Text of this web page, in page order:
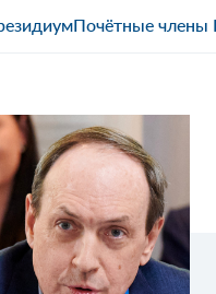
Почётные члены